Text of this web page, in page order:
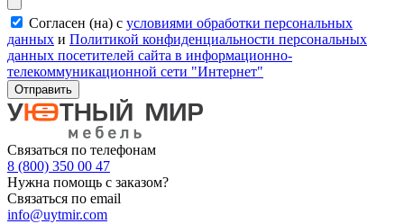
Согласен (на) с условиями обработки персональных
данных и Политикой конфиденциальности персональных
данных посетителей сайта в информационно-
телекоммуникационной сети "Интернет"
Отправить
Связаться по телефонам
8 (800) 350 00 47
Нужна помощь с заказом?
Связаться по email
info@uytmir.com